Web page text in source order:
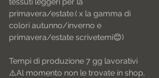
primavera/estate.( x la gamma di
colori autunno/inverno e
primavera/estate scrivetemi😊)
Tempi di produzione 7 gg lavorativi
⚠️Al momento non le trovate in shop,